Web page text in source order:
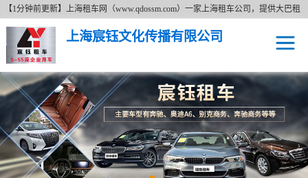
【1分钟前更新】上海租车网（www.qdossm.com）一家上海租车公司，提供大巴租
车、商务租车、租奔驰、租商务车等租车服务，详细了解租车价格拨打免费咨询电
话17621673395。上海租车网以追求更好无止境的服务宗旨、持续的改善服务质量
的经营理念及费用透明的上海租车价格为广大新老客户提供各种类型的租车服务。
上海宸钰文化传播有限公司
上海租车
上海租奔驰车
上海大巴租车